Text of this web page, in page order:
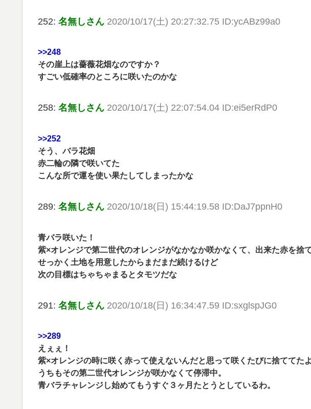
252: 名無しさん 2020/10/17(土) 20:27:32.75 ID:ycABz99a0
>>248
その崖上は薔薇花畑なのですか？
すごい低確率のところに咲いたのかな
258: 名無しさん 2020/10/17(土) 22:07:54.04 ID:ei5erRdP0
>>252
そう、バラ花畑
赤二輪の隣で咲いてた
こんな所で運を使い果たしてしまったかな
289: 名無しさん 2020/10/18(日) 15:44:19.58 ID:DaJ7ppnH0
青バラ咲いた！
紫×オレンジで第二世代のオレンジがなかなか咲かなくて、出来た赤を捨
せっかく土地を用意したからまだまだ続けるけど
次の目標はちゃちゃまるとタモツだな
291: 名無しさん 2020/10/18(日) 16:34:47.59 ID:sxglspJG0
>>289
えぇぇ！
紫×オレンジの時に咲く赤って使えないんだと思って咲くたびに捨ててたよ
うちもその第二世代オレンジが咲かなくて停滞中。
青バラチャレンジし始めてもうすぐ３ヶ月たとうとしているわ。